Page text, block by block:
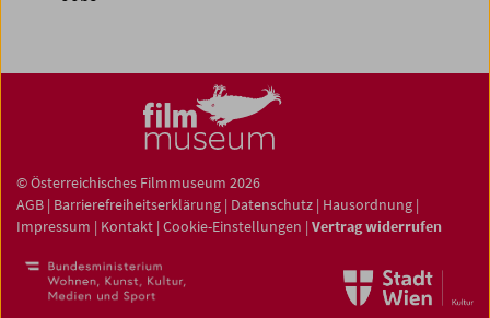
© Österreichisches Filmmuseum 2026
AGB | Barrierefreiheitserklärung | Datenschutz | Hausordnung |
Impressum | Kontakt | Cookie-Einstellungen | Vertrag widerrufen